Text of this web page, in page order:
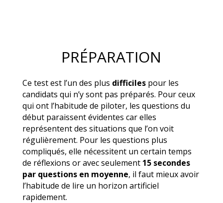
PRÉPARATION
Ce test est l’un des plus difficilespour les
candidats qui n’y sont pas préparés. Pour ceux
qui ont l’habitude de piloter, les questions du
début paraissent évidentes car elles
représentent des situations que l’on voit
régulièrement. Pour les questions plus
compliqués, elle nécessitent un certain temps
de réflexions or avec seulement 15 secondes
par questions en moyenne, il faut mieux avoir
l’habitude de lire un horizon artificiel
rapidement.